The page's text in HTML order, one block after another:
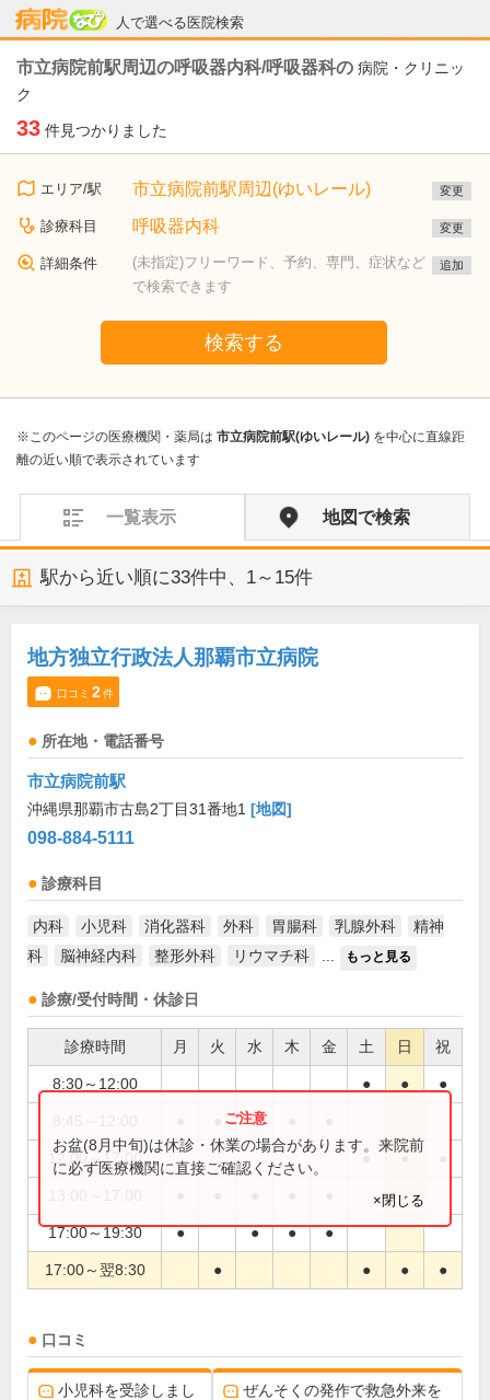
人で選べる医院検索
病院なび
市立病院前駅周辺の呼吸器内科/呼吸器科の 病院・クリニッ
ク
33 件見つかりました
エリア/駅 市立病院前駅周辺(ゆいレール) 変更
診療科目 呼吸器内科 変更
詳細条件
(未指定)フリーワード、予約、専門、症状など
で検索できます
追加
検索する
※このページの医療機関・薬局は 市立病院前駅(ゆいレール) を中心に直線距
離の近い順で表示されています
一覧表示 地図で検索
駅から近い順に33件中、 1～15件
地方独立行政法人那覇市立病院
口コミ 2件
所在地・電話番号
市立病院前駅
沖縄県那覇市古島2丁目31番地1 [地図]
098-884-5111
診療科目
内科 小児科 消化器科 外科 胃腸科 乳腺外科
精神
科
脳神経内科 整形外科 リウマチ科 もっと見る
診療/受付時間・休診日
診療時間 月 火 水 木 金 土 日 祝
8:30～12:00 ● ● ●
●
12:00～17:00 ● ●
17:00～19:30 ● ● ● ●
17:00～翌8:30 ● ● ● ●
お盆(8月中旬)は休診・休業の場合があります。来院前
に必ず医療機関に直接ご確認ください。
×閉じる
口コミ
小児科を受診しまし
ぜんそくの発作で救急外来を